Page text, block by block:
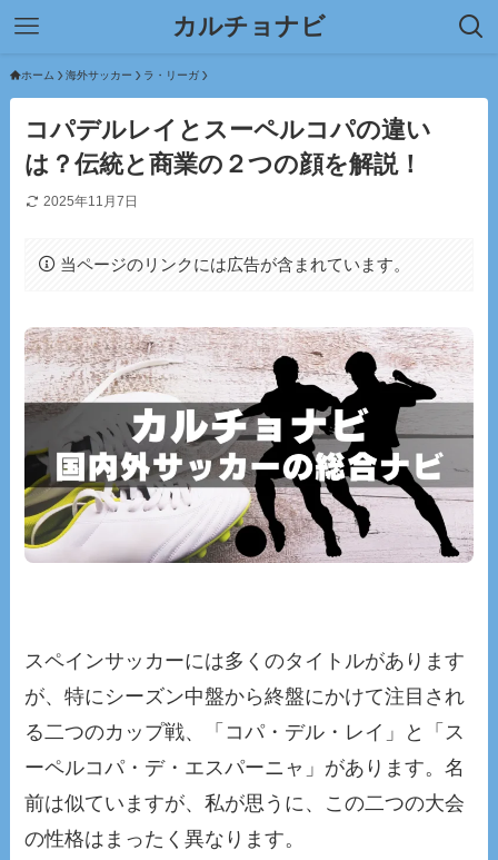
カルチョナビ
ホーム 海外サッカー ラ・リーガ
コパデルレイとスーペルコパの違い
は？伝統と商業の２つの顔を解説！
2025年11月7日
当ページのリンクには広告が含まれています。
スペインサッカーには多くのタイトルがあります
が、特にシーズン中盤から終盤にかけて注目され
る二つのカップ戦、「コパ・デル・レイ」と「ス
ーペルコパ・デ・エスパーニャ」があります。名
前は似ていますが、私が思うに、この二つの大会
の性格はまったく異なります。